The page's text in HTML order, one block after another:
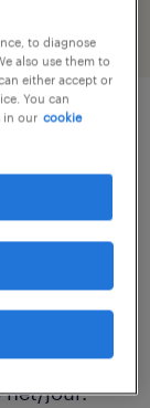
une
net/jour.
to diagnose
also use them to
either accept or
You can
in our cookie